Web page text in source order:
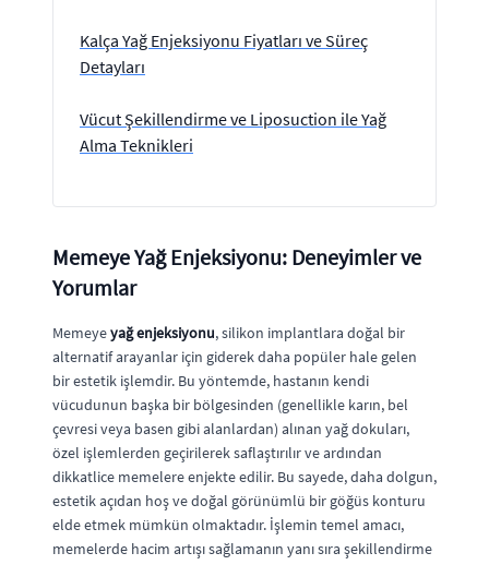
Kalça Yağ Enjeksiyonu Fiyatları ve Süreç
Detayları
Vücut Şekillendirme ve Liposuction ile Yağ
Alma Teknikleri
Memeye Yağ Enjeksiyonu: Deneyimler ve
Yorumlar
Memeyeyağ enjeksiyonu, silikon implantlara doğal bir
alternatif arayanlar için giderek daha popüler hale gelen
bir estetik işlemdir. Bu yöntemde, hastanın kendi
vücudunun başka bir bölgesinden (genellikle karın, bel
çevresi veya basen gibi alanlardan) alınan yağ dokuları,
özel işlemlerden geçirilerek saflaştırılır ve ardından
dikkatlice memelere enjekte edilir. Bu sayede, daha dolgun,
estetik açıdan hoş ve doğal görünümlü bir göğüs konturu
elde etmek mümkün olmaktadır. İşlemin temel amacı,
memelerde hacim artışı sağlamanın yanı sıra şekillendirme